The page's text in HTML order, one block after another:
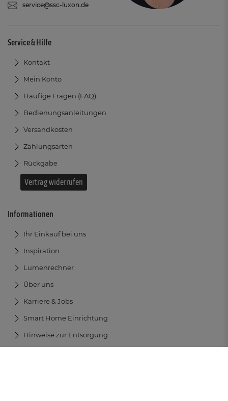
service@ssc-luxon.de
Service & Hilfe
Kontakt
Mein Konto
Häufige Fragen (FAQ)
Bedienungsanleitungen
Versandkosten
Zahlungsarten
Rückgabe
Vertrag widerrufen
Informationen
Ihr Einkauf bei uns
Inspiration
Lumenrechner
Über uns
Karriere & Jobs
Smart Home Einrichtung
Hinweise zur Entsorgung